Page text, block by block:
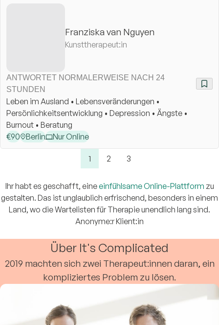
Franziska van Nguyen
Kunsttherapeut:in
ANTWORTET NORMALERWEISE NACH 24
STUNDEN
Leben im Ausland • Lebensveränderungen •
Persönlichkeitsentwicklung • Depression • Ängste •
Burnout • Beratung
€90 Berlin Nur Online
1 2 3
Ihr habt es geschafft, eineeinfühlsame Online-Plattform zu
gestalten. Das ist unglaublich erfrischend, besonders in einem
Land, wo die Wartelisten für Therapie unendlich lang sind.
Anonyme:r Klient:in
Über It's Complicated
2019 machten sich zwei Therapeut:innen daran, ein
kompliziertes Problem zu lösen.